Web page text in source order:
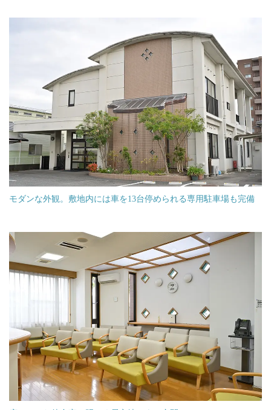
モダンな外観。敷地内には車を13台停められる専用駐車場も完備